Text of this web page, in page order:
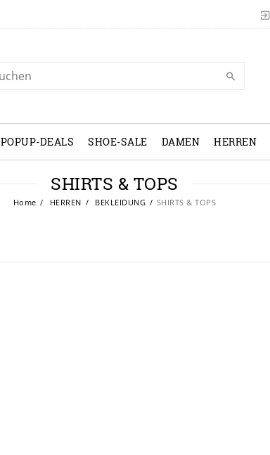
POPUP-DEALS SHOE-SALE DAMEN HERREN
SHIRTS & TOPS
Home HERREN BEKLEIDUNG SHIRTS & TOPS